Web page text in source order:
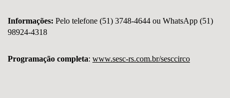
Informações: Pelo telefone (51) 3748-4644 ou WhatsApp (51)
98924-4318
Programação completa: www.sesc-rs.com.br/sesccirco